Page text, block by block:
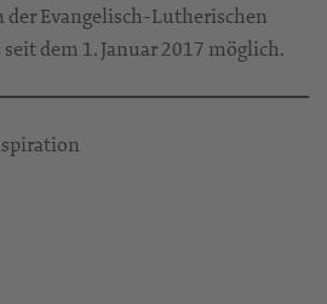
der Evangelisch-Lutherischen
dem 1. Januar 2017 möglich.